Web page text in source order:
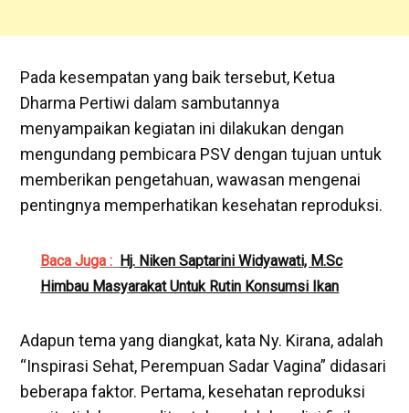
Pada kesempatan yang baik tersebut, Ketua
Dharma Pertiwi dalam sambutannya
menyampaikan kegiatan ini dilakukan dengan
mengundang pembicara PSV dengan tujuan untuk
memberikan pengetahuan, wawasan mengenai
pentingnya memperhatikan kesehatan reproduksi.
Baca Juga : Hj. Niken Saptarini Widyawati, M.Sc
Himbau Masyarakat Untuk Rutin Konsumsi Ikan
Adapun tema yang diangkat, kata Ny. Kirana, adalah
“Inspirasi Sehat, Perempuan Sadar Vagina” didasari
beberapa faktor. Pertama, kesehatan reproduksi